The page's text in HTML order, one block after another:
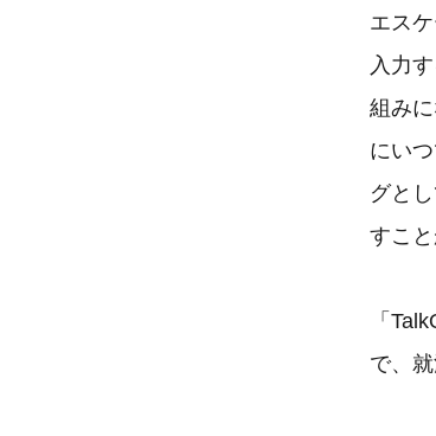
エス
入力
組み
にい
グと
すこと
「
で、